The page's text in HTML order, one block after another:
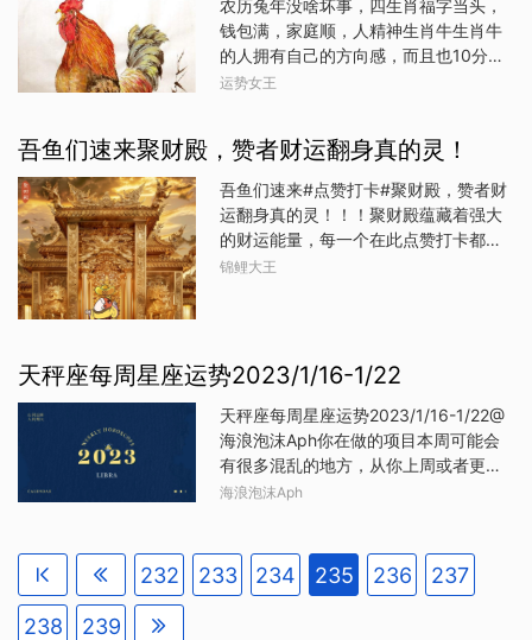
不会轻易向平淡的生活现状低头。它赋
予你不畏艰难，也要实现理想的使命。
此外，现实生活当中的你是个蛮有爱心
的人，愿意默默做善事丶捐款，帮助弱
星座白羊座、狮子座、射手座金钱观
念：不管做任何事都颇具霸气的
的，也可以做一些调查类的事情，如果
你确认想知道真相的话。2、 进入天蝎
月，我们可能也会看到，一些大人物被
“见证历史”的感受。3、 关于性别，或者
行这方面事件的讨论，我们同样也需要
关注弱势群体的权益。4、 也许会出现
一些利好金融领域的政策。转发，迎接
一周好运气！这周，有一次满月月食出
农历兔年没啥坏事，四生肖福字当头，
钱包满，家庭顺，人精神生肖牛生肖牛
的人拥有自己的方向感，而且也10分的
有自信，他们是一个不声不响的努力之
一切有条不紊的进行，也不至于让生活
和事业陷入各种各样的危机之中。他们
能在农历兔年期间把握住许许多多的新
机遇，不仅事业顺利，而且家庭也很和
美，他们能够精神抖擞的迎接新一年，
当自己在职场内外努力的同时，会有许
中的强者，也是职场内外的优秀之人，
他们能在家庭生活之中越来越顺利，也
能够找回自己的价值所在，而在今年这
一年期间，他们的幸福生活将会有所进
步，眼见着自己能在春节前后累积到更
多的财富回家过年，这就是努力不停的
的遇见贵人，胆量也有所增大，这样一
来家庭氛围更好，而自己的奋斗雄心也
运势女王
吾鱼们速来聚财殿，赞者财运翻身真的灵！
吾鱼们速来#点赞打卡#聚财殿，赞者财
运翻身真的灵！！！聚财殿蕴藏着强大
的财运能量，每一个在此点赞打卡都是
对自己财运的一次提升，无论是工作中
于：福建
锦鲤大王
天秤座每周星座运势2023/1/16-1/22
天秤座每周星座运势2023/1/16-1/22@
海浪泡沫Aph你在做的项目本周可能会
有很多混乱的地方，从你上周或者更早
些时候就开始了。貌似是没有明确的推
能力解决事情，使之合理化，然后将你
的理解传达给他人。亲爱的天秤，即使
海浪泡沫Aph
232 233 234 235 236 237
238 239